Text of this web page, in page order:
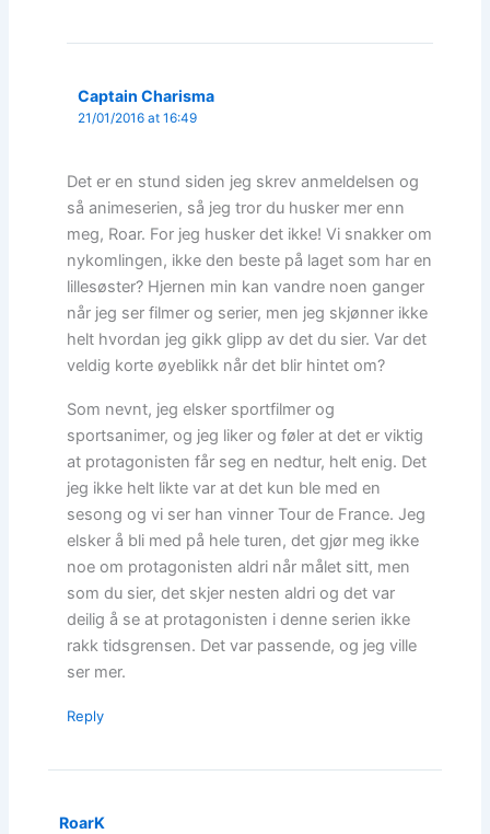
Captain Charisma
21/01/2016 at 16:49
Det er en stund siden jeg skrev anmeldelsen og
så animeserien, så jeg tror du husker mer enn
meg, Roar. For jeg husker det ikke! Vi snakker om
nykomlingen, ikke den beste på laget som har en
lillesøster? Hjernen min kan vandre noen ganger
når jeg ser filmer og serier, men jeg skjønner ikke
helt hvordan jeg gikk glipp av det du sier. Var det
veldig korte øyeblikk når det blir hintet om?
Som nevnt, jeg elsker sportfilmer og
sportsanimer, og jeg liker og føler at det er viktig
at protagonisten får seg en nedtur, helt enig. Det
jeg ikke helt likte var at det kun ble med en
sesong og vi ser han vinner Tour de France. Jeg
elsker å bli med på hele turen, det gjør meg ikke
noe om protagonisten aldri når målet sitt, men
som du sier, det skjer nesten aldri og det var
deilig å se at protagonisten i denne serien ikke
rakk tidsgrensen. Det var passende, og jeg ville
ser mer.
Reply
RoarK